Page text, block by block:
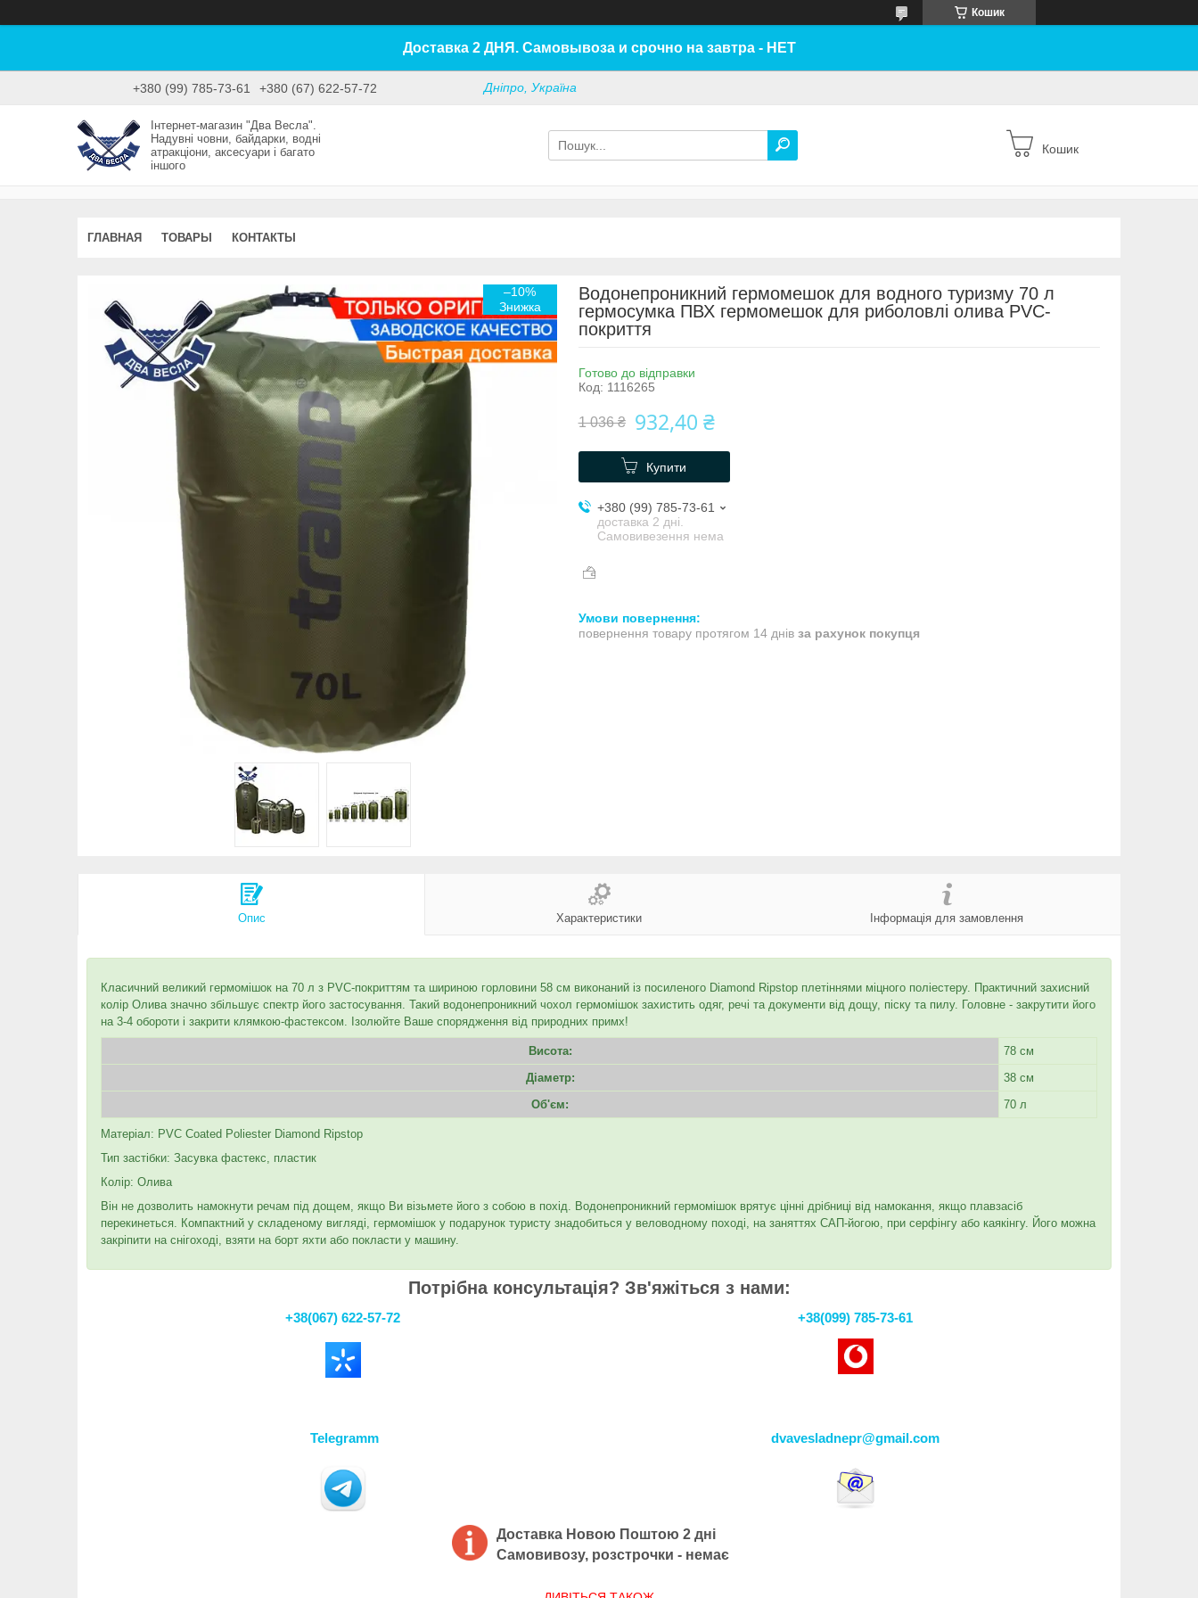
Кошик
Доставка 2 ДНЯ. Самовывоза и срочно на завтра - НЕТ
+380 (99) 785-73-61 +380 (67) 622-57-72 Дніпро, Україна
Інтернет-магазин "Два Весла".
Надувні човни, байдарки, водні
атракціони, аксесуари і багато
іншого
Кошик
ГЛАВНАЯ ТОВАРЫ КОНТАКТЫ
–10%
Водонепроникний гермомешок для водного туризму 70 л
гермосумка ПВХ гермомешок для риболовлі олива PVC-
покриття
Готово до відправки
Код: 1116265
1 036 ₴ 932,40 ₴
Купити
+380 (99) 785-73-61
доставка 2 дні.
Самовивезення нема
повернення товару протягом 14 днів за рахунок покупця
Опис Характеристики Інформація для замовлення
Класичний великий гермомішок на 70 л з PVC-покриттям та шириною горловини 58 см виконаний із посиленого Diamond Ripstop плетіннями міцного поліестеру. Практичний захисний
колір Олива значно збільшує спектр його застосування. Такий водонепроникний чохол гермомішок захистить одяг, речі та документи від дощу, піску та пилу. Головне - закрутити його
на 3-4 обороти і закрити клямкою-фастексом. Ізолюйте Ваше спорядження від природних примх!
Висота:
78 см
Діаметр:
38 см
Об'єм:
70 л
Матеріал: PVC Coated Poliester Diamond Ripstop
Тип застібки: Засувка фастекс, пластик
Колір: Олива
Він не дозволить намокнути речам під дощем, якщо Ви візьмете його з собою в похід. Водонепроникний гермомішок врятує цінні дрібниці від намокання, якщо плавзасіб
перекинеться. Компактний у складеному вигляді, гермомішок у подарунок туристу знадобиться у веловодному поході, на заняттях САП-йогою, при серфінгу або каякінгу. Його можна
закріпити на снігоході, взяти на борт яхти або покласти у машину.
Потрібна консультація? Зв'яжіться з нами:
+38(067) 622-57-72 +38(099) 785-73-61
Telegramm dvavesladnepr@gmail.com
Доставка Новою Поштою 2 дні
Самовивозу, розстрочки - немає